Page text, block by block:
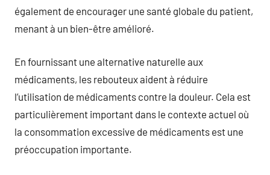
également de encourager une santé globale du patient,
menant à un bien-être amélioré.
En fournissant une alternative naturelle aux
médicaments, les rebouteux aident à réduire
l’utilisation de médicaments contre la douleur. Cela est
particulièrement important dans le contexte actuel où
la consommation excessive de médicaments est une
préoccupation importante.